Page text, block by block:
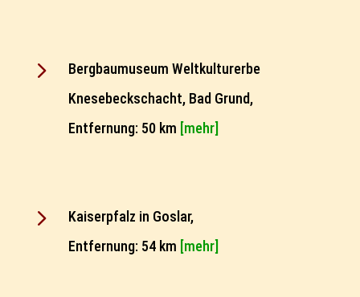
5
Bergbaumuseum Weltkulturerbe
Knesebeckschacht, Bad Grund,
Entfernung: 50 km [mehr]
5
Kaiserpfalz in Goslar,
Entfernung: 54 km [mehr]